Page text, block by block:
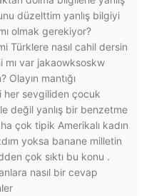
düzelttim yanlış bilgiyi
olmak gerekiyor?
Türklere nasıl cahil dersin
mı var jakaowksoskw
mantığı
her sevgiliden çocuk
değil yanlış bir benzetme
çok tipik Amerikalı kadın
yoksa banane milletin
çok sıktı bu konu .
nasıl bir cevap